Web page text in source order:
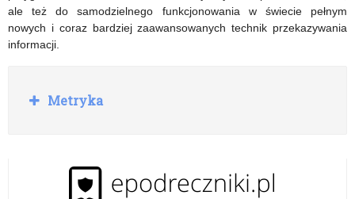
ale też do samodzielnego funkcjonowania w świecie pełnym
nowych i coraz bardziej zaawansowanych technik przekazywania
informacji.
R
o
Metryka